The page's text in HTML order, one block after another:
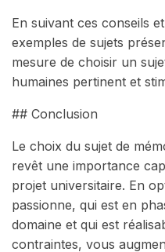
En suivant ces conseils
exemples de sujets
mesure de choisir un
humaines pertinent et
## Conclusion
Le choix du sujet de
revêt une importance
projet universitaire. En
passionne, qui est en
domaine et qui est
contraintes, vous